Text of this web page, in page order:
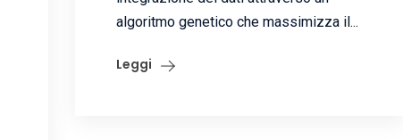
algoritmo genetico che massimizza il...
Leggi